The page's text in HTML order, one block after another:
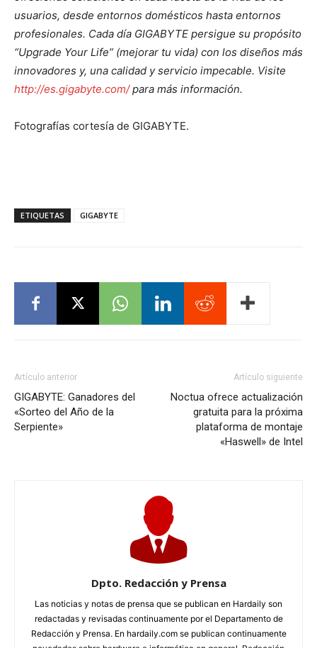
usuarios, desde entornos domésticos hasta entornos
profesionales. Cada día GIGABYTE persigue su propósito
“Upgrade Your Life” (mejorar tu vida) con los diseños más
innovadores y, una calidad y servicio impecable. Visite
http://es.gigabyte.com/para más información.
Fotografías cortesía de GIGABYTE.
ETIQUETAS GIGABYTE
Artículo anterior
GIGABYTE: Ganadores del
«Sorteo del Año de la
Serpiente»
Artículo siguiente
Noctua ofrece actualización
gratuita para la próxima
plataforma de montaje
«Haswell» de Intel
Dpto. Redacción y Prensa
Las noticias y notas de prensa que se publican en Hardaily son
redactadas y revisadas continuamente por el Departamento de
Redacción y Prensa. En hardaily.com se publican continuamente